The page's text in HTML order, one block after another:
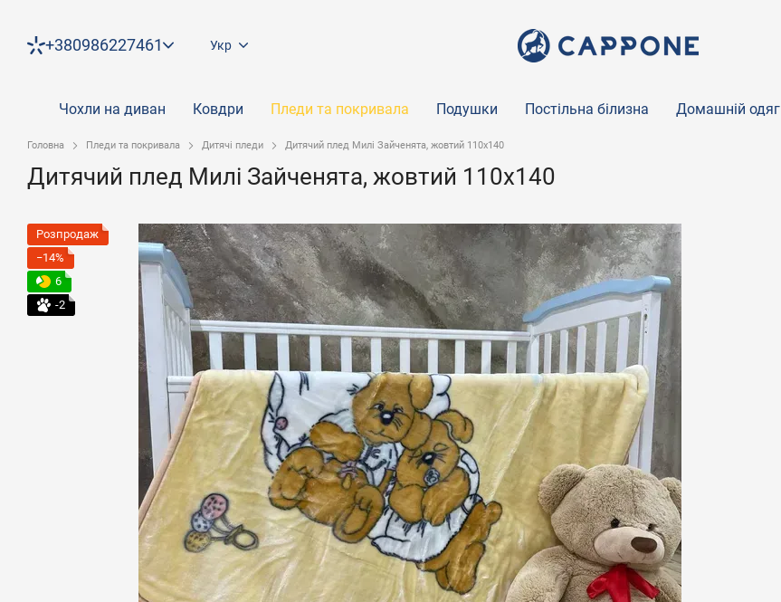
+380986227461 Укр
Чохли на диван Ковдри Пледи та покривала Подушки Постільна білизна Домашній одяг
Головна Пледи та покривала Дитячі пледи Дитячий плед Милі Зайченята, жовтий 110х140
Дитячий плед Милі Зайченята, жовтий 110х140
Розпродаж
−14%
6
-2